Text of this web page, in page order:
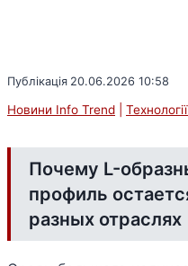
Публікація 20.06.2026 10:58
Новини Info Trend
Почему L-
профиль
разных отраслях